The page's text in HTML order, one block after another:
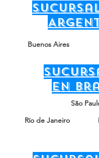
Buenos Aires
en
São
Río de Janeiro